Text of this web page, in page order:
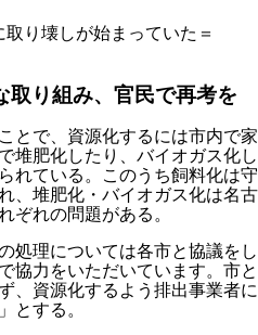
り壊しが始まっていた＝
取り組み、官民で再考を
とで、資源化するには市内で家
堆肥化したり、バイオガス化し
れている。このうち飼料化は守
、堆肥化・バイオガス化は名古
ぞれの問題がある。
処理については各市と協議をし
協力をいただいています。市と
、資源化するよう排出事業者に
とする。